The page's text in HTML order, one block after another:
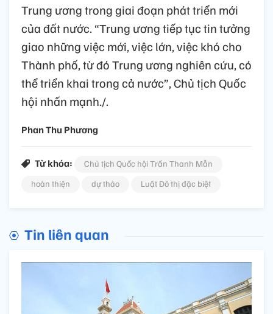
Trung ương trong giai đoạn phát triển mới
của đất nước. “Trung ương tiếp tục tin tưởng
giao những việc mới, việc lớn, việc khó cho
Thành phố, từ đó Trung ương nghiên cứu, có
thể triển khai trong cả nước”, Chủ tịch Quốc
hội nhấn mạnh./.
Phan Thu Phương
Từ khóa:
Chủ tịch Quốc hội Trần Thanh Mẫn
hoàn thiện
dự thảo Luật Đô thị đặc biệt
Tin liên quan